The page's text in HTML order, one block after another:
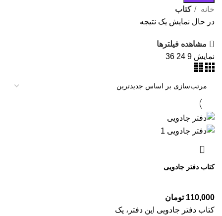
خانه
کتاب
در حال نمایش یک نتیجه
مشاهده فیلترها
نمایش 9
24
36
کتاب دفتر جادویی
110,000 تومان
کتاب دفتر جادویی این دفتر، یک